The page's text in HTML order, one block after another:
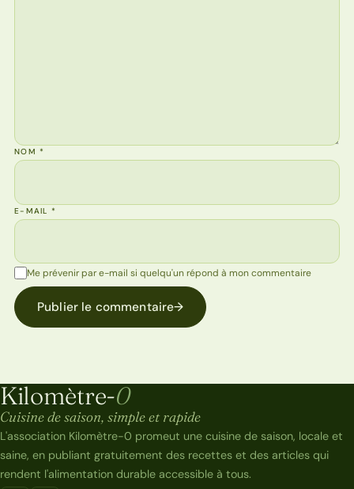
NOM*
E-MAIL*
Me prévenir par e-mail si quelqu'un répond à mon commentaire
Publier le commentaire→
Kilomètre-0
Kilomètre-0
Cuisine de saison, simple et rapide
L'association Kilomètre-0 promeut une cuisine de saison, locale et
saine, en publiant gratuitement des recettes et des articles qui
rendent l'alimentation durable accessible à tous.